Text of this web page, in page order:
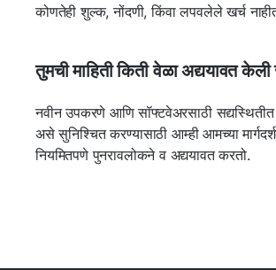
कोणतेही शुल्क, नोंदणी, किंवा लपवलेले खर्च
तुमची माहिती किती वेळा अद्ययावत
नवीन उपकरणे आणि सॉफ्टवेअरसाठी
असे सुनिश्चित करण्यासाठी आम्ही आमच्या
नियमितपणे पुनरावलोकने व अद्ययावत करतो.